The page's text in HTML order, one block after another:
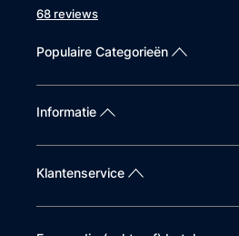
68 reviews
Populaire Categorieën
Informatie
Klantenservice